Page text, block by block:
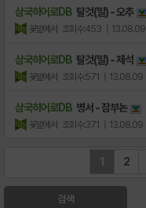
삼국히어로DB 탈것(말) - 오추
꽃밭에서 조회수:453 | 13.08.09
삼국히어로DB 탈것(말) - 제석
꽃밭에서 조회수:571 | 13.08.09
삼국히어로DB 병서 - 잠부논
꽃밭에서 조회수:371 | 13.08.09
1 2
검색